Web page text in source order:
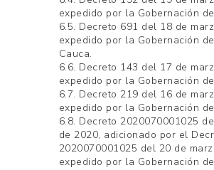
expedido por la Gobernación
6.5. Decreto 691 del 18 de
expedido por la Gobernación
Cauca.
6.6. Decreto 143 del 17 de
expedido por la Gobernación
6.7. Decreto 219 del 16 de
expedido por la Gobernación
6.8. Decreto 2020070001025
de 2020, adicionado por el
2020070001025 del 20 de
expedido por la Gobernación